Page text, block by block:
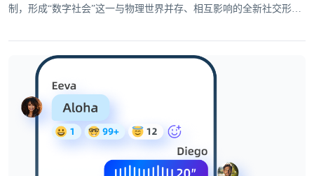
制，形成“数字社会”这一与物理世界并存、相互影响的全新社交形
交产品的核心竞争力逐渐聚焦于即时通信能力的打造